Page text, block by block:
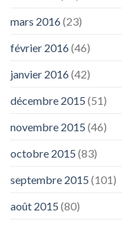
mars 2016(23)
février 2016(46)
janvier 2016(42)
décembre 2015 (51)
novembre 2015 (46)
octobre 2015 (83)
septembre 2015 (101)
août 2015 (80)